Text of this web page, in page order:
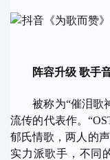
阵容升级 歌手
被称为“催泪歌神
流传的代表作。
郁氏情歌，两人的
实力派歌手，不同